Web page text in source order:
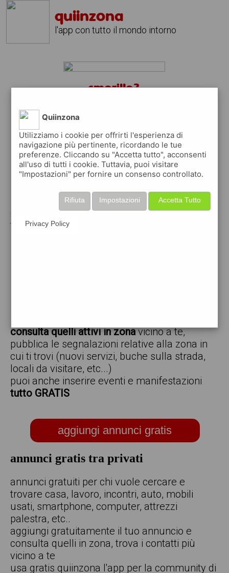
quiinzona
l'app con tutto il mondo intorno
smerillo?
↴
scarica gratis app
pubblica gratis i tuoi annunci
con quiinzona puoi inserire gratuitamente i
tuoi annunci per :
consulta quelli attivi in zonavicino a te,
pubblica le segnalazioni relative alla zona in
cui ti trovi (nuovi servizi, buche sulla strada,
locali da visitare, etc...)
puoi anche inserire eventi e manifestazioni
tutto GRATIS
aggiungi annunci gratis
annunci gratis tra privati
annunci gratuiti per chi vuole cercare e
trovare casa, lavoro, incontri, auto, mobili
usati, smartphone, computer, attrezzi
palestra, etc..
aggiungi gratuitamente il tuo annuncio e
consulta quelli in zona, trova i contatti più
vicino a te
usa gratis quiinzona l'app per la community di
Quiinzona
Utilizziamo i cookie per offrirti l'esperienza di
navigazione più pertinente, ricordando le tue
preferenze. Cliccando su "Accetta tutto", acconsenti
all'uso di tutti i cookie. Tuttavia, puoi visitare
"Impostazioni" per fornire un consenso controllato.
Accetta Tutto
Impostazioni
Rifiuta
Privacy Policy